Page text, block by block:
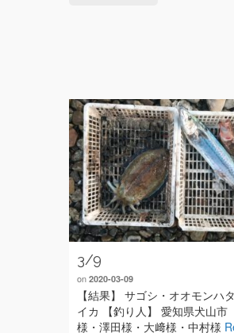
3/9
on 2020-03-09
【結果】 サゴシ・オオモンハ
イカ 【釣り人】 愛知県犬山
様・澤田様・大﨑様・中村様